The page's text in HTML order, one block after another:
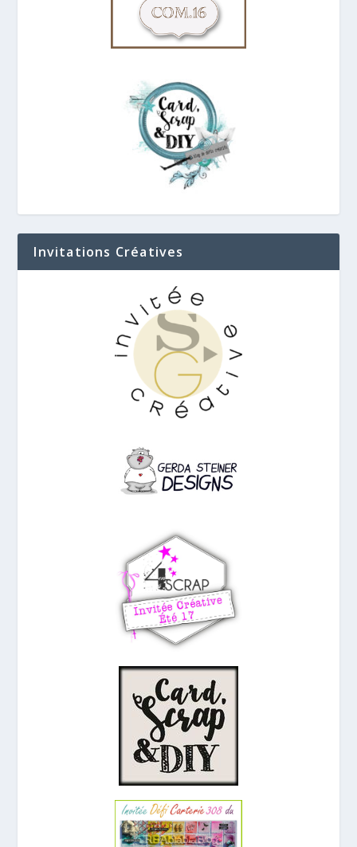
Invitations Créatives